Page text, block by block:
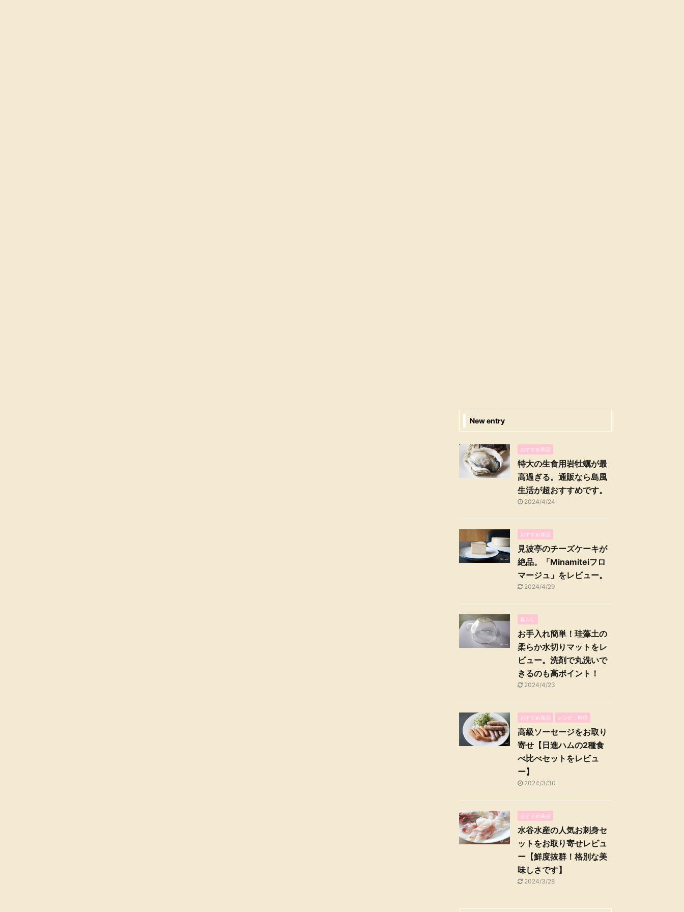
New entry
おすすめ商品
特大の生食用岩牡蠣が最
高過ぎる。通販なら島風
生活が超おすすめです。
2024/4/24
おすすめ商品
見波亭のチーズケーキが
絶品。「Minamiteiフロ
マージュ」をレビュー。
2024/4/29
暮らし
お手入れ簡単！珪藻土の
柔らか水切りマットをレ
ビュー。洗剤で丸洗いで
きるのも高ポイント！
2024/4/23
おすすめ商品 レシピ・料理
高級ソーセージをお取り
寄せ【日進ハムの2種食
べ比べセットをレビュ
ー】
2024/3/30
おすすめ商品
水谷水産の人気お刺身セ
ットをお取り寄せレビュ
ー【鮮度抜群！格別な美
味しさです】
2024/3/28